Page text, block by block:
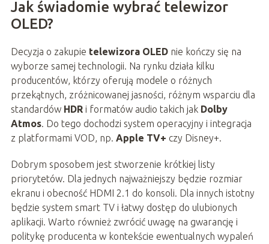
Jak świadomie wybrać telewizor
OLED?
Decyzja o zakupie telewizora OLEDnie kończy się na
wyborze samej technologii. Na rynku działa kilku
producentów, którzy oferują modele o różnych
przekątnych, zróżnicowanej jasności, różnym wsparciu dla
standardów HDRi formatów audio takich jak Dolby
Atmos. Do tego dochodzi system operacyjny i integracja
z platformami VOD, np. Apple TV+ czy Disney+.
Dobrym sposobem jest stworzenie krótkiej listy
priorytetów. Dla jednych najważniejszy będzie rozmiar
ekranu i obecność HDMI 2.1 do konsoli. Dla innych istotny
będzie system smart TV i łatwy dostęp do ulubionych
aplikacji. Warto również zwrócić uwagę na gwarancję i
politykę producenta w kontekście ewentualnych wypaleń